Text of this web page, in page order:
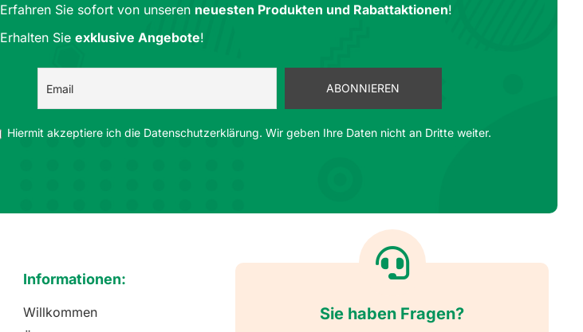
Erfahren Sie sofort von unseren neuesten Produkten und Rabattaktionen!
Erhalten Sie exklusive Angebote!
Hiermit akzeptiere ich die Datenschutzerklärung. Wir geben Ihre Daten nicht an Dritte weiter.
Informationen:
Willkommen
Sie haben Fragen?